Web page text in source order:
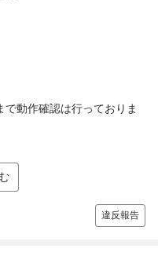
動作確認は行っておりま
違反報告